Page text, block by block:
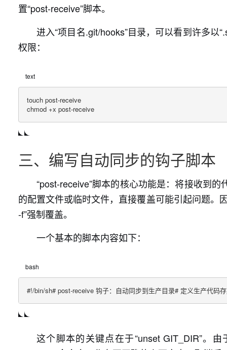
置“post-receive”脚本。
进入“项目名.git/hooks”目录，可以看到许多以
权限：
text
touch post-receive
chmod +x post-receive
三、编写自动同步的钩子脚本
“post-receive”脚本的核心功能是：将接收到
的配置文件或临时文件，直接覆盖可能引起问题。
-f”强制覆盖。
一个基本的脚本内容如下：
bash
#!/bin/sh# post-receive 钩子：自动同步到生产目录# 定义生产代码
这个脚本的关键点在于“unset GIT_DIR”。